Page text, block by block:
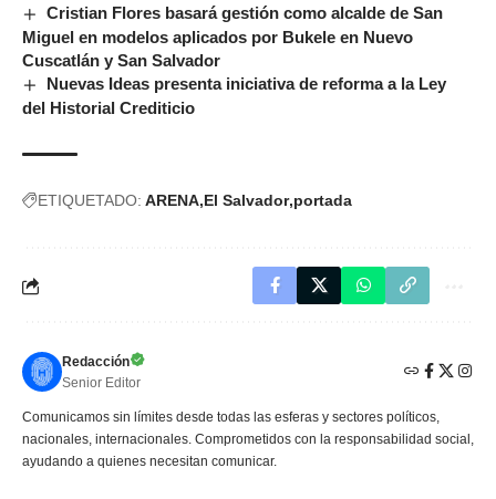
Cristian Flores basará gestión como alcalde de San
Miguel en modelos aplicados por Bukele en Nuevo
Cuscatlán y San Salvador
Nuevas Ideas presenta iniciativa de reforma a la Ley
del Historial Crediticio
ETIQUETADO: ARENA El Salvador portada
Redacción
Senior Editor
Comunicamos sin límites desde todas las esferas y sectores políticos,
nacionales, internacionales. Comprometidos con la responsabilidad social,
ayudando a quienes necesitan comunicar.